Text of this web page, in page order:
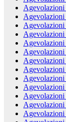
Agevolazioni
Agevolazioni
Agevolazioni
Agevolazioni
Agevolazioni
Agevolazioni
Agevolazioni
Agevolazioni
Agevolazioni